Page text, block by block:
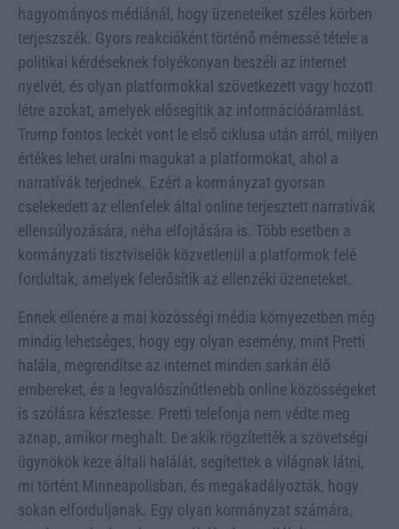
hagyományos médiánál, hogy üzeneteiket széles körben
terjeszszék. Gyors reakcióként történő mémessé tétele a
politikai kérdéseknek folyékonyan beszéli az internet
nyelvét, és olyan platformokkal szövetkezett vagy hozott
létre azokat, amelyek elősegítik az információáramlást.
Trump fontos leckét vont le első ciklusa után arról, milyen
értékes lehet uralni magukat a platformokat, ahol a
narratívák terjednek. Ezért a kormányzat gyorsan
cselekedett az ellenfelek által online terjesztett narratívák
ellensúlyozására, néha elfojtására is. Több esetben a
kormányzati tisztviselők közvetlenül a platformok felé
fordultak, amelyek felerősítik az ellenzéki üzeneteket.
Ennek ellenére a mai közösségi média környezetben még
mindig lehetséges, hogy egy olyan esemény, mint Pretti
halála, megrendítse az internet minden sarkán élő
embereket, és a legvalószínűtlenebb online közösségeket
is szólásra késztesse. Pretti telefonja nem védte meg
aznap, amikor meghalt. De akik rögzítették a szövetségi
ügynökök keze általi halálát, segítettek a világnak látni,
mi történt Minneapolisban, és megakadályozták, hogy
sokan elforduljanak. Egy olyan kormányzat számára,